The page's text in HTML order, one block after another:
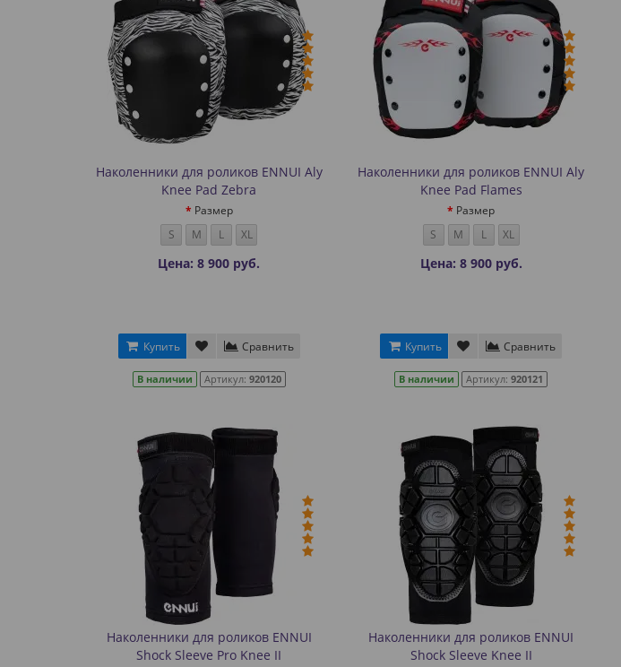
Наколенники для роликов ENNUI Aly
Knee Pad Zebra
Размер
S
M L XL
Цена: 8 900 руб.
Купить Сравнить
В наличии Артикул: 920120
Наколенники для роликов ENNUI Aly
Knee Pad Flames
Размер
S
M L XL
Цена: 8 900 руб.
Купить Сравнить
В наличии Артикул:920121
Наколенники для роликов ENNUI
Shock Sleeve Pro Knee II
Наколенники для роликов ENNUI
Shock Sleeve Knee II